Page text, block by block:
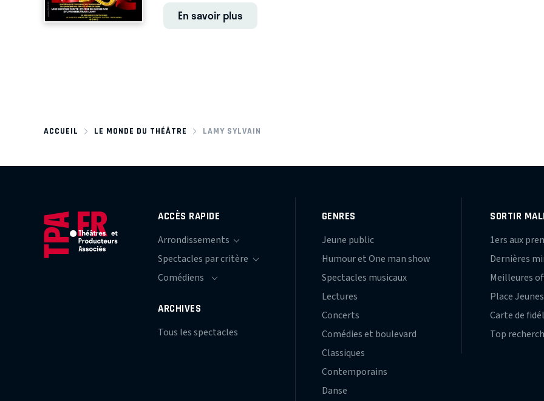
En savoir plus
ACCUEIL LE MONDE DU THÉÂTRE LAMY SYLVAIN
ACCÈS RAPIDE
ARCHIVES
Tous les spectacles
GENRES
Jeune public
Humour et One man show
Spectacles musicaux
Lectures
Concerts
Comédies et boulevard
Classiques
Contemporains
Danse
SORTIR
1ers aux
Dernières
Meilleures
Place Jeunes
Carte de
Top